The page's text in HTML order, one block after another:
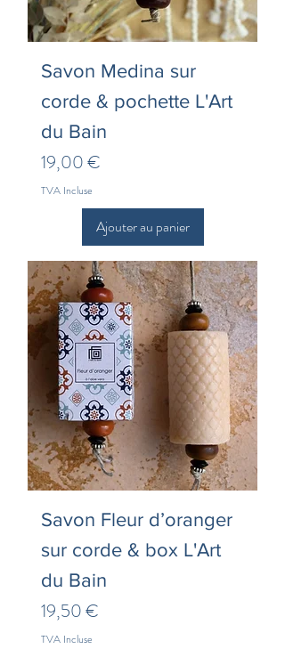
Savon Medina sur
corde & pochette L'Art
du Bain
Prix
19,00 €
TVA Incluse
Ajouter au panier
Savon Fleur d’oranger
sur corde & box L'Art
du Bain
Prix
19,50 €
TVA Incluse